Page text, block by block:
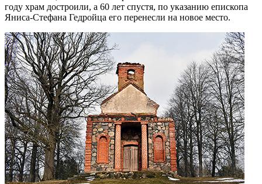
году храм достроили, а 60 лет спустя, по указанию епископа
Яниса-Стефана Гедройца его перенесли на новое место.